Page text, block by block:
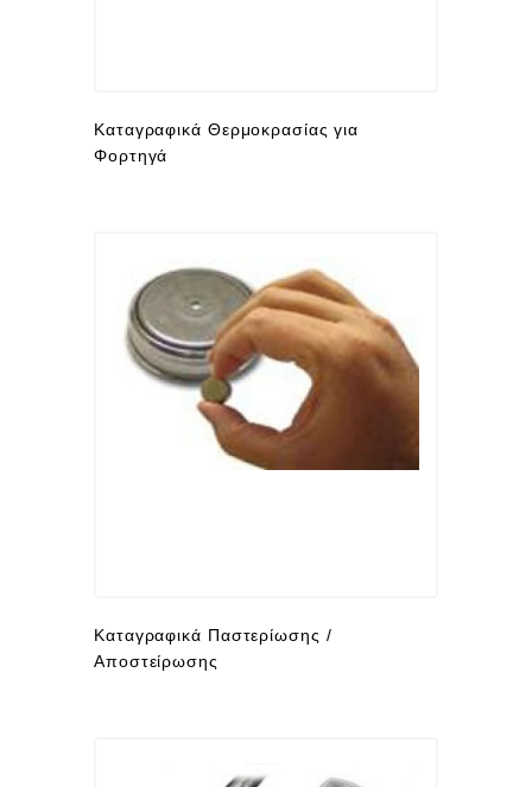
Καταγραφικά Θερμοκρασίας για
Φορτηγά
Καταγραφικά Παστερίωσης /
Αποστείρωσης